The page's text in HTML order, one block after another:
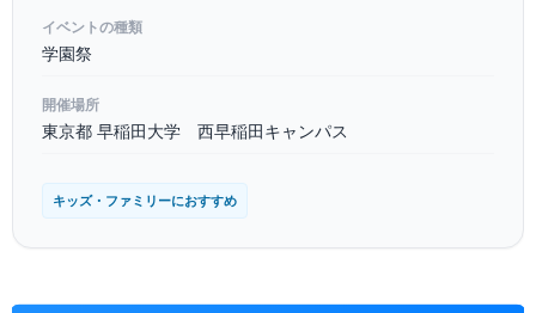
イベントの種類
学園祭
開催場所
東京都 早稲田大学 西早稲田キャンパス
キッズ・ファミリーにおすすめ